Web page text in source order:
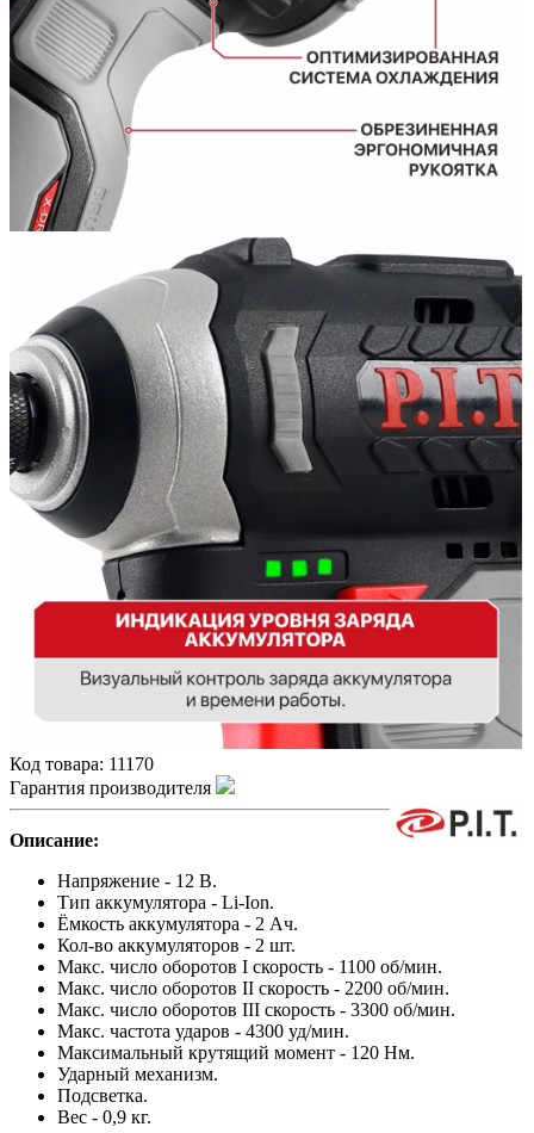
Код товара: 11170
Гарантия производителя
Описание:
Напряжение - 12 В.
Тип аккумулятора - Li-Ion.
Ёмкость аккумулятора - 2 Ач.
Кол-во аккумуляторов - 2 шт.
Макс. число оборотов I скорость - 1100 об/мин.
Макс. число оборотов II скорость - 2200 об/мин.
Макс. число оборотов III скорость - 3300 об/мин.
Макс. частота ударов - 4300 уд/мин.
Максимальный крутящий момент - 120 Нм.
Ударный механизм.
Подсветка.
Вес - 0,9 кг.